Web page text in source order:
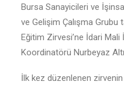
Site
Bursa Sanayicileri ve
ve Gelişim Çalışma Grubu
Eğitim Zirvesi’ne İdari
Koordinatörü Nurbeyaz
İlk kez düzenlenen